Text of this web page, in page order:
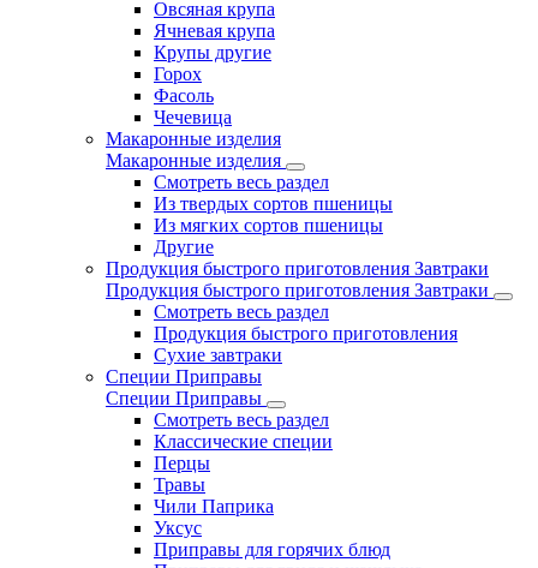
Овсяная крупа
Ячневая крупа
Крупы другие
Горох
Фасоль
Чечевица
Макаронные изделия
Макаронные изделия
Смотреть весь раздел
Из твердых сортов пшеницы
Из мягких сортов пшеницы
Другие
Продукция быстрого приготовления Завтраки
Продукция быстрого приготовления Завтраки
Смотреть весь раздел
Продукция быстрого приготовления
Сухие завтраки
Специи Приправы
Специи Приправы
Смотреть весь раздел
Классические специи
Перцы
Травы
Чили Паприка
Уксус
Приправы для горячих блюд